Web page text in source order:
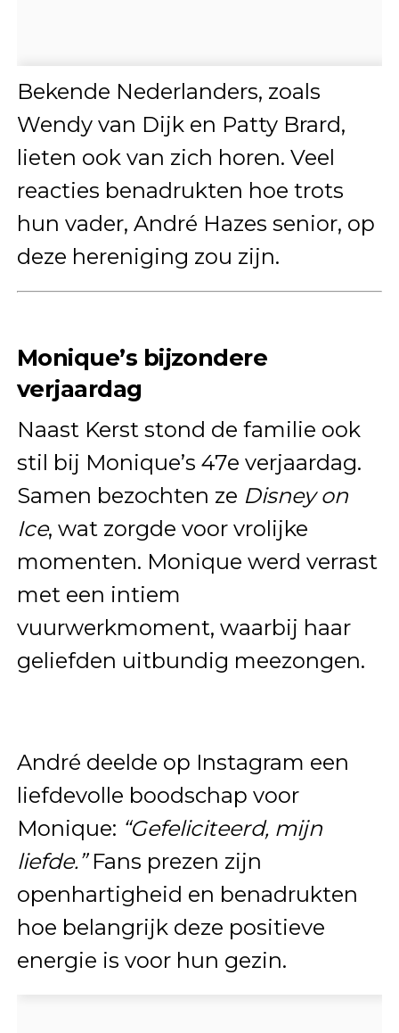
Bekende Nederlanders, zoals
Wendy van Dijk en Patty Brard,
lieten ook van zich horen. Veel
reacties benadrukten hoe trots
hun vader, André Hazes senior, op
deze hereniging zou zijn.
Monique’s bijzondere
verjaardag
Naast Kerst stond de familie ook
stil bij Monique’s 47e verjaardag.
Samen bezochten ze Disney on
Ice, wat zorgde voor vrolijke
momenten. Monique werd verrast
met een intiem
vuurwerkmoment, waarbij haar
geliefden uitbundig meezongen.
André deelde op Instagram een
liefdevolle boodschap voor
Monique: “Gefeliciteerd, mijn
liefde.”Fans prezen zijn
openhartigheid en benadrukten
hoe belangrijk deze positieve
energie is voor hun gezin.